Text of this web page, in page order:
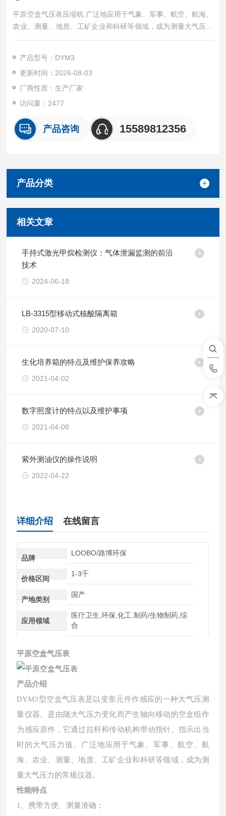
平原空盒气压表压缩机 广泛地应用于气象、军事、航空、航海、
农业、测量、地质、工矿企业和科研等领域，成为测量大气压力
的常规仪器。
产品型号：DYM3
更新时间：2026-08-03
厂商性质：生产厂家
访问量：2477
产品咨询 15589812356
产品分类
相关文章
手持式激光甲烷检测仪：气体泄漏监测的前沿
技术
2024-06-18
LB-3315型移动式核酸隔离箱
2020-07-10
生化培养箱的特点及维护保养攻略
2021-04-02
数字照度计的特点以及维护事项
2021-04-08
紫外测油仪的操作说明
2022-04-22
详细介绍 在线留言
品牌
LOOBO/路博环保
价格区间
1-3千
产地类别
国产
应用领域
医疗卫生,环保,化工,制药/生物制药,综
合
平原空盒气压表
产品介绍
DYM3型空盒气压表是以变形元件作感应的一种大气压测
量仪器。是由随大气压力变化而产生轴向移动的空盒组作
为感应原件，它通过拉杆和传动机构带动指针、指示出当
时的大气压力值。广泛地应用于气象、军事、航空、航
海、农业、测量、地质、工矿企业和科研等领域，成为测
量大气压力的常规仪器。
性能特点
1、携带方便、测量准确；